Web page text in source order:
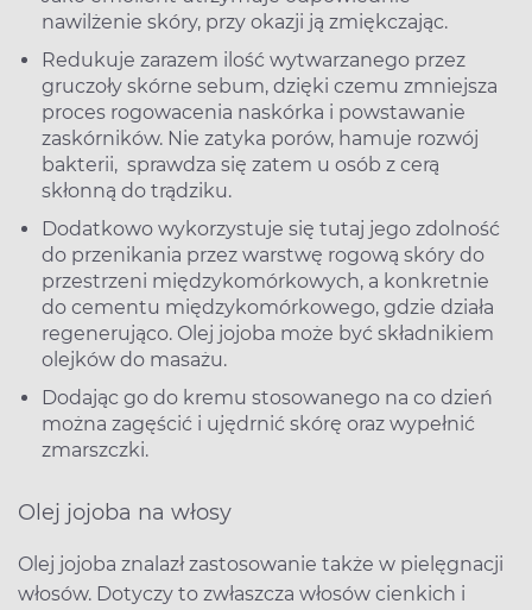
nawilżenie skóry, przy okazji ją zmiękczając.
Redukuje zarazem ilość wytwarzanego przez
gruczoły skórne sebum, dzięki czemu zmniejsza
proces rogowacenia naskórka i powstawanie
zaskórników. Nie zatyka porów, hamuje rozwój
bakterii, sprawdza się zatem u osób z cerą
skłonną do trądziku.
Dodatkowo wykorzystuje się tutaj jego zdolność
do przenikania przez warstwę rogową skóry do
przestrzeni międzykomórkowych, a konkretnie
do cementu międzykomórkowego, gdzie działa
regenerująco. Olej jojoba może być składnikiem
olejków do masażu.
Dodając go do kremu stosowanego na co dzień
można zagęścić i ujędrnić skórę oraz wypełnić
zmarszczki.
Olej jojoba na włosy
Olej jojoba znalazł zastosowanie także w pielęgnacji
włosów. Dotyczy to zwłaszcza włosów cienkich i